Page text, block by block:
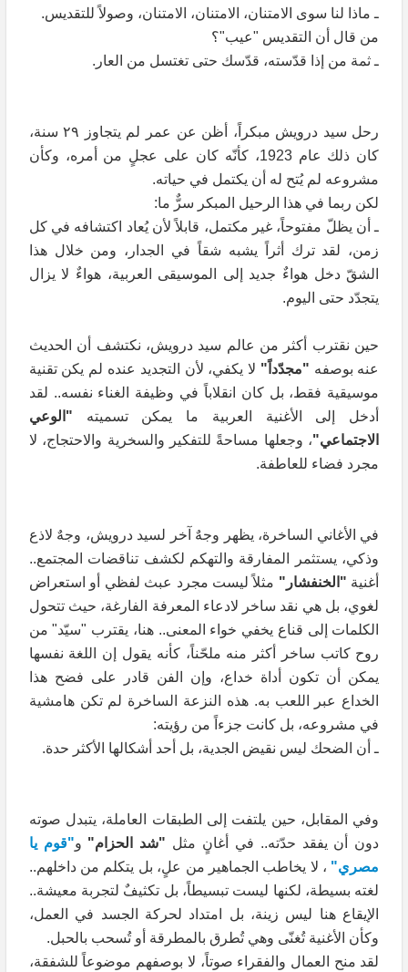
ـ ماذا لنا سوى الامتنان، الامتنان، الامتنان، وصولاً للتقديس.
من قال أن التقديس "عيب"؟
ـ ثمة من إذا قدّسته، قدّسك حتى تغتسل من العار.
رحل سيد درويش مبكراً، أظن عن عمر لم يتجاوز ٢٩ سنة،
كان ذلك عام 1923، كأنّه كان على عجلٍ من أمره، وكأن
مشروعه لم يُتح له أن يكتمل في حياته.
لكن ربما في هذا الرحيل المبكر سرٌّ ما:
ـ أن يظلّ مفتوحاً، غير مكتمل، قابلاً لأن يُعاد اكتشافه في كل
زمن، لقد ترك أثراً يشبه شقاً في الجدار، ومن خلال هذا
الشقّ دخل هواءٌ جديد إلى الموسيقى العربية، هواءٌ لا يزال
يتجدّد حتى اليوم.
حين نقترب أكثر من عالم سيد درويش، نكتشف أن الحديث
عنه بوصفه "مجدّداً" لا يكفي، لأن التجديد عنده لم يكن تقنية
موسيقية فقط، بل كان انقلاباً في وظيفة الغناء نفسه.. لقد
أدخل إلى الأغنية العربية ما يمكن تسميته "الوعي
الاجتماعي"، وجعلها مساحةً للتفكير والسخرية والاحتجاج، لا
مجرد فضاء للعاطفة.
في الأغاني الساخرة، يظهر وجهٌ آخر لسيد درويش، وجهٌ لاذع
وذكي، يستثمر المفارقة والتهكم لكشف تناقضات المجتمع..
أغنية "الخنفشار" مثلاً ليست مجرد عبث لفظي أو استعراض
لغوي، بل هي نقد ساخر لادعاء المعرفة الفارغة، حيث تتحول
الكلمات إلى قناع يخفي خواء المعنى.. هنا، يقترب "سيّد" من
روح كاتب ساخر أكثر منه ملحّناً، كأنه يقول إن اللغة نفسها
يمكن أن تكون أداة خداع، وإن الفن قادر على فضح هذا
الخداع عبر اللعب به. هذه النزعة الساخرة لم تكن هامشية
في مشروعه، بل كانت جزءاً من رؤيته:
ـ أن الضحك ليس نقيض الجدية، بل أحد أشكالها الأكثر حدة.
وفي المقابل، حين يلتفت إلى الطبقات العاملة، يتبدل صوته
دون أن يفقد حدّته.. في أغانٍ مثل "شد الحزام" و"قوم يا
مصري" ، لا يخاطب الجماهير من علٍ، بل يتكلم من داخلهم..
لغته بسيطة، لكنها ليست تبسيطاً، بل تكثيفٌ لتجربة معيشة..
الإيقاع هنا ليس زينة، بل امتداد لحركة الجسد في العمل،
وكأن الأغنية تُغنّى وهي تُطرق بالمطرقة أو تُسحب بالحبل.
لقد منح العمال والفقراء صوتاً، لا بوصفهم موضوعاً للشفقة،